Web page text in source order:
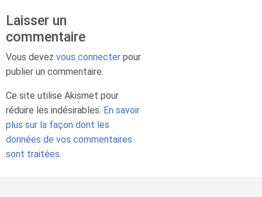
Laisser un
commentaire
Vous devez vous connecter pour
publier un commentaire.
Ce site utilise Akismet pour
réduire les indésirables. En savoir
plus sur la façon dont les
données de vos commentaires
sont traitées.